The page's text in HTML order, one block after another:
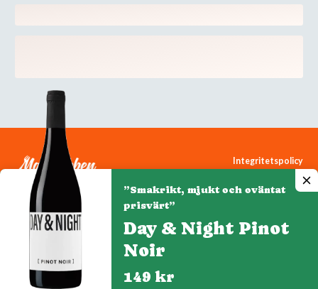
Integritetspolicy
Cookiepolicy
Denna webbplats drivs av Vinklubben i Norden AB
© 2026 mytaste.se
”Smakrikt, mjukt och oväntat
prisvärt”
Day & Night Pinot
Noir
149 kr